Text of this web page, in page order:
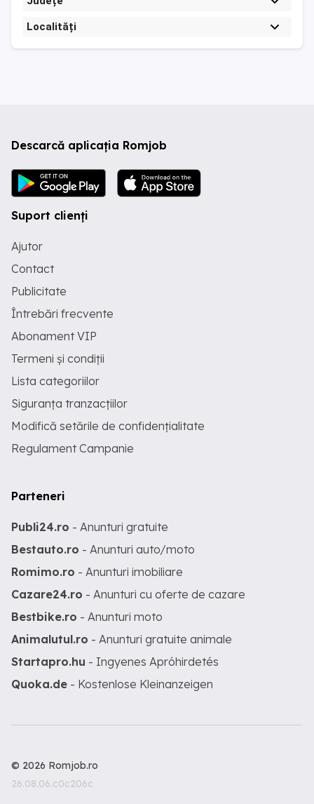
Localități
Descarcă aplicația Romjob
Suport clienți
Ajutor
Contact
Publicitate
Întrebări frecvente
Abonament VIP
Termeni și condiții
Lista categoriilor
Siguranța tranzacțiilor
Modifică setările de confidențialitate
Regulament Campanie
Parteneri
Publi24.ro - Anunturi gratuite
Bestauto.ro - Anunturi auto/moto
Romimo.ro - Anunturi imobiliare
Cazare24.ro - Anunturi cu oferte de cazare
Bestbike.ro - Anunturi moto
Animalutul.ro - Anunturi gratuite animale
Startapro.hu - Ingyenes Apróhirdetés
Quoka.de - Kostenlose Kleinanzeigen
© 2026 Romjob.ro
26.08.06.c0c206c